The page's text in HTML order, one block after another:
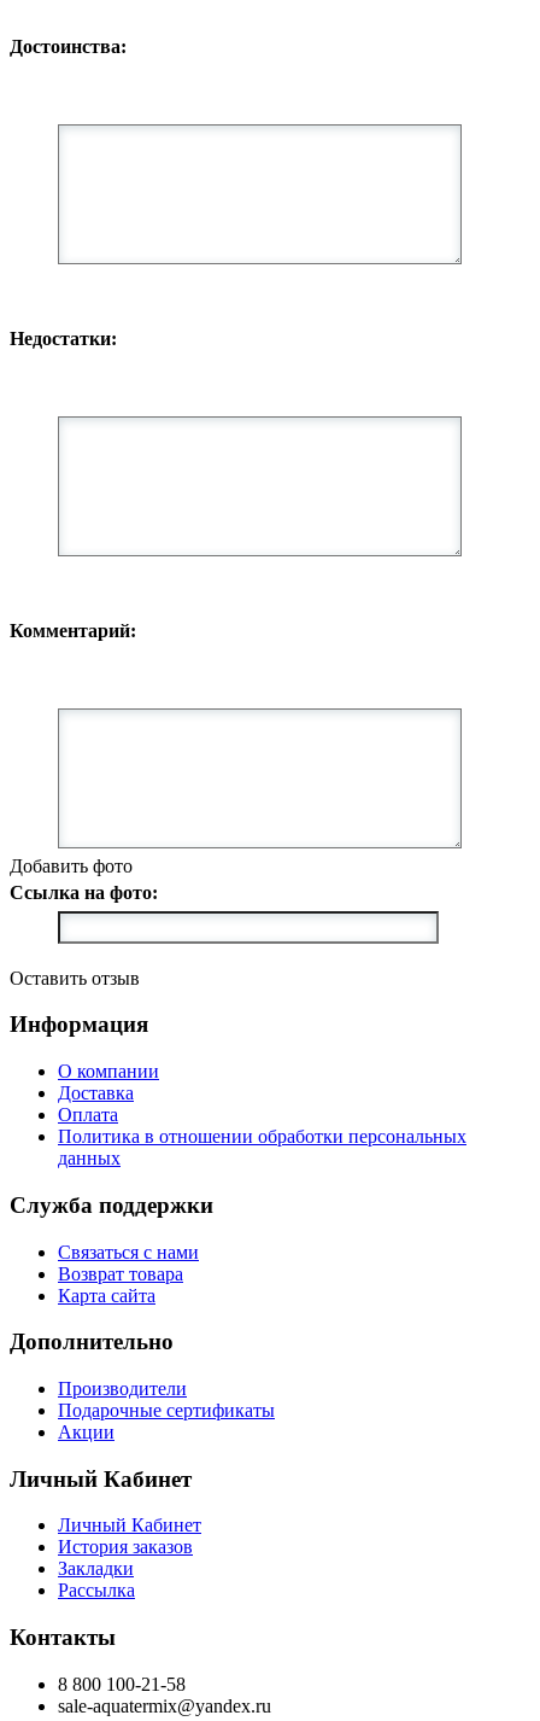
Достоинства:
Недостатки:
Комментарий:
Добавить фото
Ссылка на фото:
Оставить отзыв
Информация
О компании
Доставка
Оплата
Политика в отношении обработки персональных
данных
Служба поддержки
Связаться с нами
Возврат товара
Карта сайта
Дополнительно
Производители
Подарочные сертификаты
Акции
Личный Кабинет
Личный Кабинет
История заказов
Закладки
Рассылка
Контакты
8 800 100-21-58
sale-aquatermix@yandex.ru